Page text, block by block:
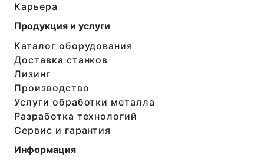
Карьера
Продукция и услуги
Каталог оборудования
Доставка станков
Лизинг
Производство
Услуги обработки металла
Разработка технологий
Сервис и гарантия
Информация